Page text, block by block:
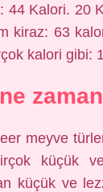
44 Kalori. 20
kiraz: 63
kalori gibi:
meyve
küçük
küçük ve